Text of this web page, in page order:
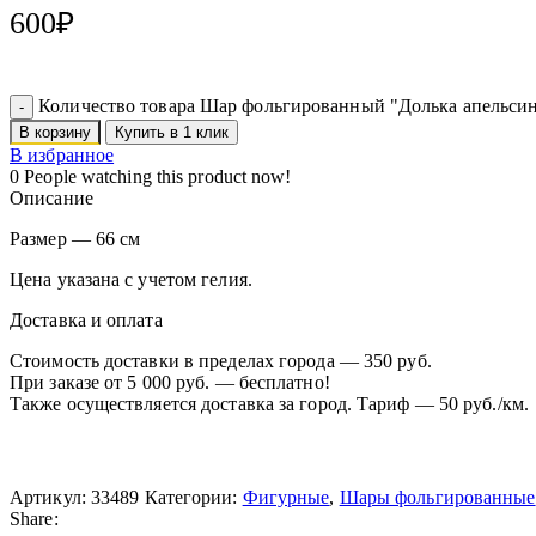
600₽
Количество товара Шар фольгированный "Долька
В корзину Купить в 1 клик
В избранное
0 People watching this product now!
Описание
Размер — 66 см
Цена указана с учетом гелия.
Доставка и оплата
Стоимость доставки в пределах города — 350 руб.
При заказе от 5 000 руб. — бесплатно!
Также осуществляется доставка за город. Тариф — 50 руб./км.
Артикул: 33489 Категории: Фигурные, Шары фольгированные
Share: